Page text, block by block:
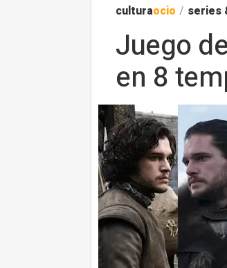
culturaocio / series
Juego
en 8